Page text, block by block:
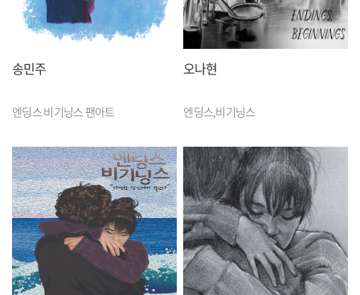
송민주
엔딩스 비기닝스 팬아트
오나현
엔딩스,비기닝스